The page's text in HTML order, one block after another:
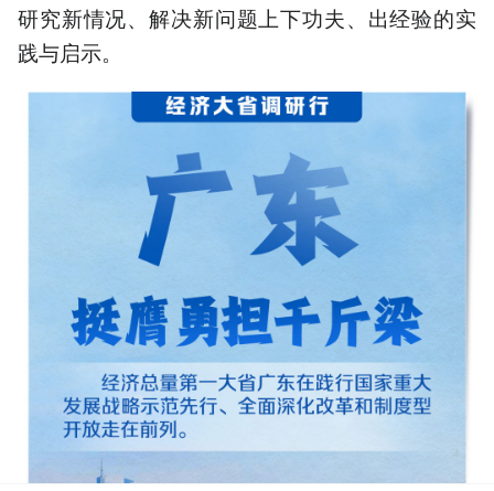
研究新情况、解决新问题上下功夫、出经验的实
践与启示。